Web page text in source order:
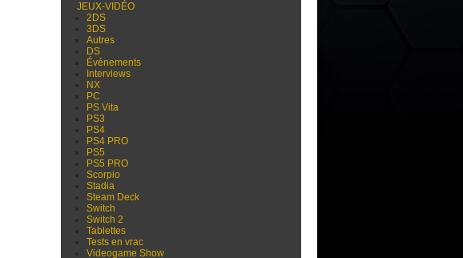
JEUX-VIDÉO
2DS
3DS
Autres
DS
Événements
Interviews
NX
PC
PS Vita
PS3
PS4
PS4 PRO
PS5
PS5 PRO
Scorpio
Stadia
Steam Deck
Switch
Switch 2
Tablettes
Tests en vrac
Videogame Show